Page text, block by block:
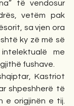
të vendosur
vetëm pak
sa vjen ora
ky zë më së
me
fushave.
Kastriot
shpeshherë të
e origjinën e tij.